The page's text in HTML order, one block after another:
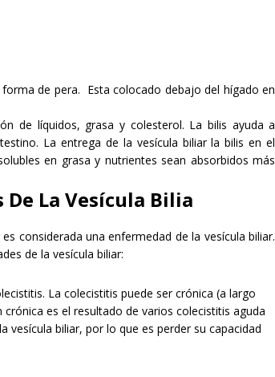
de pera. Esta colocado debajo del hígado en
de líquidos, grasa y colesterol. La bilis ayuda a
. La entrega de la vesícula biliar la bilis en el
en grasa y nutrientes sean absorbidos más
De La Vesícula Bilia
es considerada una enfermedad de la vesícula biliar.
de la vesícula biliar:
. La colecistitis puede ser crónica (a largo
crónica es el resultado de varios colecistitis aguda
vesícula biliar, por lo que es perder su capacidad